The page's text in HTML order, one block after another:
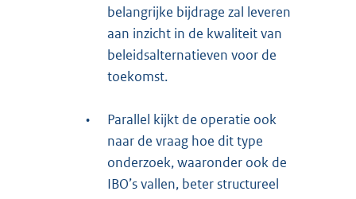
belangrijke bijdrage zal leveren
aan inzicht in de kwaliteit van
beleidsalternatieven voor de
toekomst.
•
Parallel kijkt de operatie ook
naar de vraag hoe dit type
onderzoek, waaronder ook de
IBO’s vallen, beter structureel